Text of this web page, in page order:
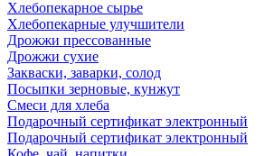
Хлебопекарное сырье
Хлебопекарные улучшители
Дрожжи прессованные
Дрожжи сухие
Закваски, заварки, солод
Посыпки зерновые, кунжут
Смеси для хлеба
Подарочный сертификат электронный
Подарочный сертификат электронный